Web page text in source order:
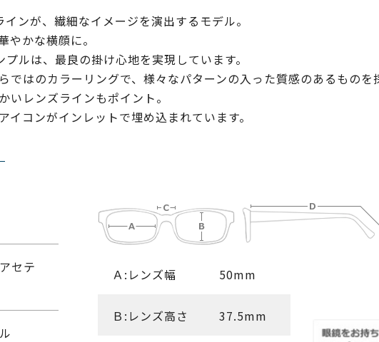
ンが、繊細なイメージを演出するモデル。
やかな横顔に。
ルは、最良の掛け心地を実現しています。
ではのカラーリングで、様々なパターンの入った質感のあるものを
いレンズラインもポイント。
イコンがインレットで埋め込まれています。
セテ
Ａ:レンズ幅 50mm
Ｂ:レンズ高さ 37.5mm